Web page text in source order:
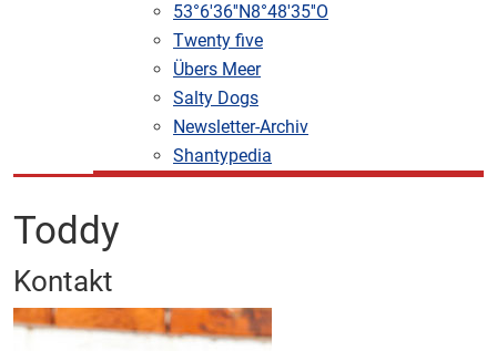
53°6'36''N8°48'35''O
Twenty five
Übers Meer
Salty Dogs
Newsletter-Archiv
Shantypedia
Toddy
Kontakt